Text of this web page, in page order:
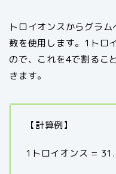
トロイオンスからグラ
数を使用します。1トロ
ので、これを4で割るこ
きます。
【計算例】
1トロイオンス =